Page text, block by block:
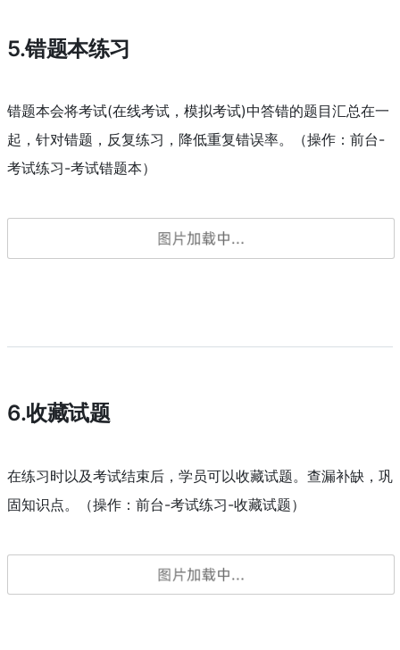
5.错题本练习
错题本会将考试(在线考试，模拟考试)中答错的题目汇总在一
起，针对错题，反复练习，降低重复错误率。（操作：前台-
在练习时以及考试结束后，学员可以收藏试题。查漏补缺，巩